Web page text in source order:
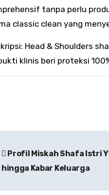
tanpa perlu
classic clean yang
Head & Shoulders
klinis beri proteksi
Profil Miskah Shafa Istri
hingga Kabar Keluarga